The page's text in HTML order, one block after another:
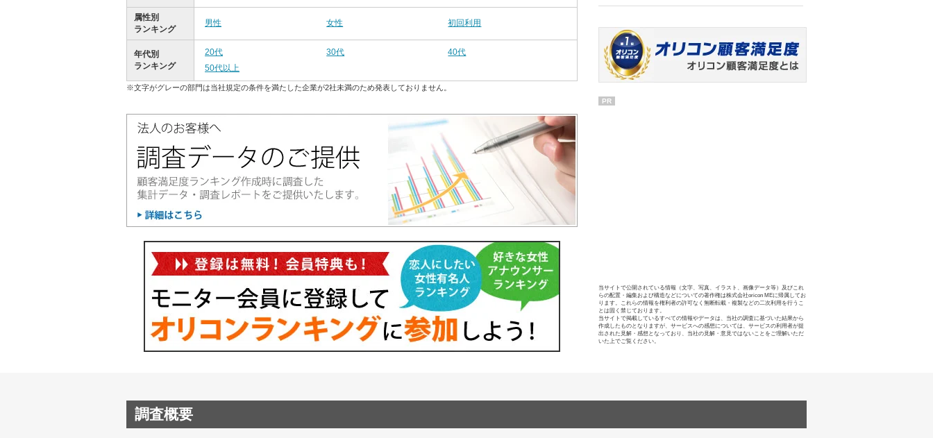
属性別
ランキング
男性 女性 初回利用
年代別
ランキング
20代 30代
40代
50代以上
※文字がグレーの部門は当社規定の条件を満たした企業が2社未満のため発表しておりません。
PR
当サイトで公開されている情報（文字、写真、イラスト、画像データ等）及びこれ
らの配置・編集および構造などについての著作権は株式会社oricon MEに帰属してお
ります。これらの情報を権利者の許可なく無断転載・複製などの二次利用を行うこ
とは固く禁じております。
当サイトで掲載しているすべての情報やデータは、当社の調査に基づいた結果から
作成したものとなりますが、サービスへの感想については、サービスの利用者が提
出された見解・感想となっており、当社の見解・意見ではないことをご理解いただ
いた上でご覧ください。
調査概要